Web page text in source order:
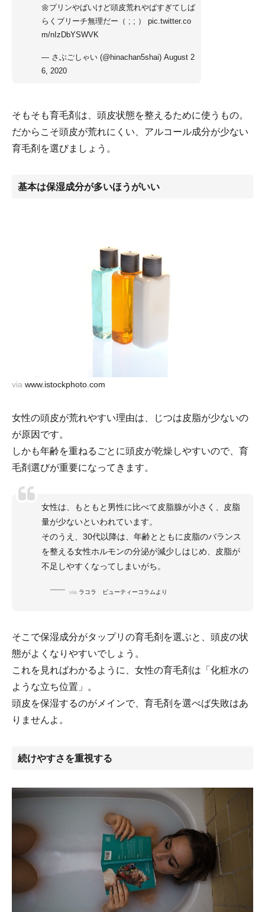
🌼プリンやばいけど頭皮荒れやばすぎてしば
らくブリーチ無理だー（ ; ; ） pic.twitter.co
m/nIzDbYSWVK
— さぶごしゃい (@hinachan5shai) August 2
6, 2020
そもそも育毛剤は、頭皮状態を整えるために使うもの。
だからこそ頭皮が荒れにくい、アルコール成分が少ない
育毛剤を選びましょう。
基本は保湿成分が多いほうがいい
via www.istockphoto.com
女性の頭皮が荒れやすい理由は、じつは皮脂が少ないの
が原因です。
しかも年齢を重ねるごとに頭皮が乾燥しやすいので、育
毛剤選びが重要になってきます。
女性は、もともと男性に比べて皮脂腺が小さく、皮脂
量が少ないといわれています。
そのうえ、30代以降は、年齢とともに皮脂のバランス
を整える女性ホルモンの分泌が減少しはじめ、皮脂が
不足しやすくなってしまいがち。
via ラコラ ビューティーコラムより
そこで保湿成分がタップリの育毛剤を選ぶと、頭皮の状
態がよくなりやすいでしょう。
これを見ればわかるように、女性の育毛剤は「化粧水の
ような立ち位置」。
頭皮を保湿するのがメインで、育毛剤を選べば失敗はあ
りませんよ。
続けやすさを重視する